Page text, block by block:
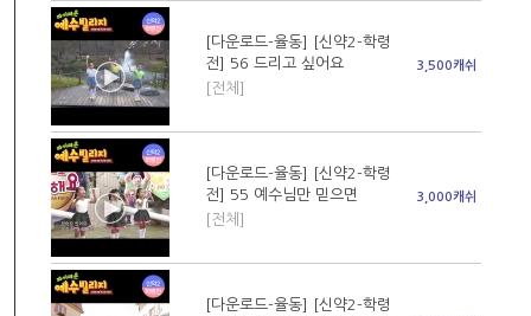
[다운로드-율동] [신약2-학령
전] 56 드리고 싶어요
[전체]
3,500캐쉬
[다운로드-율동] [신약2-학령
전] 55 예수님만 믿으면
[전체]
3,000캐쉬
[다운로드-율동] [신약2-학령